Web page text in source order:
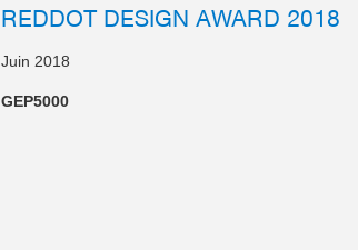
REDDOT DESIGN AWARD 2018
Juin 2018
GEP5000